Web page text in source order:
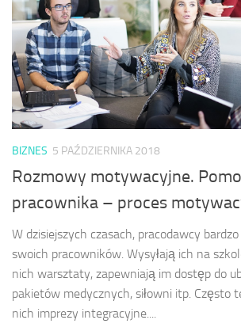
BIZNES 5 PAŹDZIERNIKA 2018
Rozmowy motywacyjne.
pracownika – proces
W dzisiejszych czasach, pracodawcy
swoich pracowników. Wysyłają ich na
nich warsztaty, zapewniają im dostęp do
pakietów medycznych, siłowni itp. Często
nich imprezy integracyjne....